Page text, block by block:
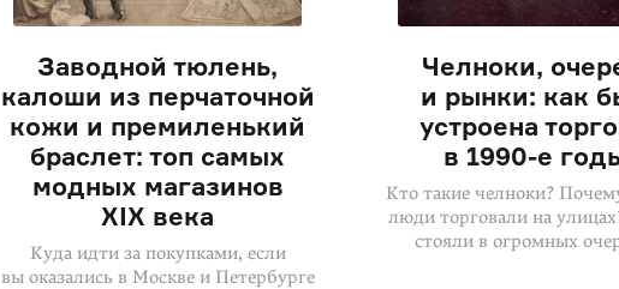
Заводной тюлень,
калоши из перчаточной
кожи и премиленький
браслет: топ самых
модных магазинов
XIX века
Куда идти за покупками, если
вы оказались в Москве и Петербурге
Челноки,
и рынки: как
устроена
в 1990-е
Кто такие челноки?
люди торговали на
стояли в огромных